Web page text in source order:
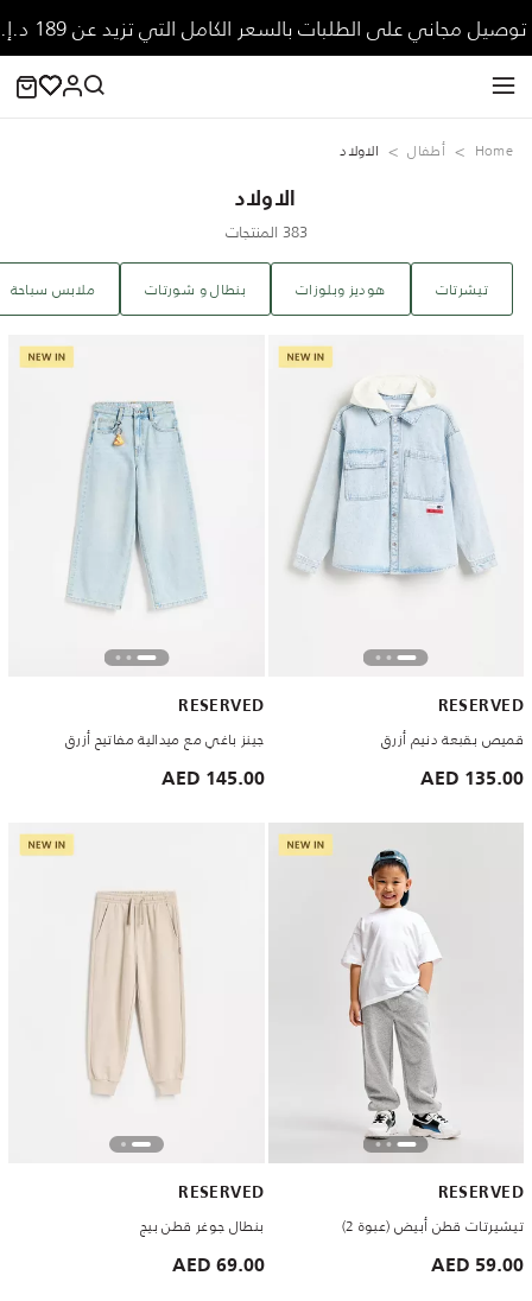
توصيل مجاني على الطلبات بالسعر الكامل التي تزيد عن 189 د.إ.
Home ‏أطفال الاولاد
الاولاد
383 المنتجات
تيشرتات هوديز وبلوزات بنطال و شورتات ملابس سباحة
RESERVED
قميص بقبعة دنيم أزرق
135.00 AED
RESERVED
جينز باغي مع ميدالية مفاتيح أزرق
145.00 AED
RESERVED
تيشيرتات قطن أبيض (عبوة 2)
59.00 AED
RESERVED
بنطال جوغر قطن بيج
69.00 AED